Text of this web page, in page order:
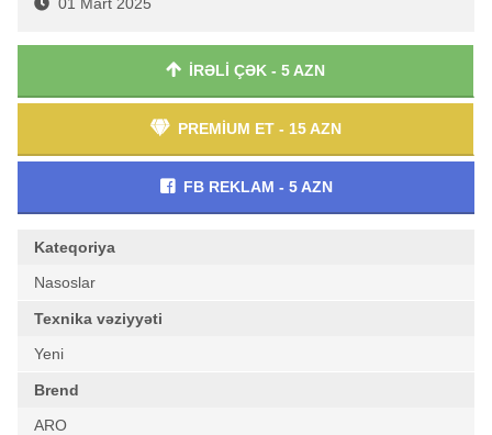
İRƏLİ ÇƏK - 5 AZN
PREMİUM ET - 15 AZN
FB REKLAM - 5 AZN
Kateqoriya
Nasoslar
Texnika vəziyyəti
Yeni
Brend
ARO